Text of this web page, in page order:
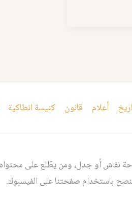
أعلام قانون كنيسة انطاكية
نقاش أو جدل، ومن يطّلع على
باستخدام صفحتنا على الفيسبوك.